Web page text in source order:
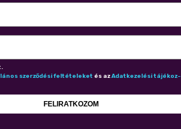
szer­ző­dé­si fel­té­te­le­ket és azAdat­ke­ze­lé­si tá­jé­koz­
FELIRATKOZOM